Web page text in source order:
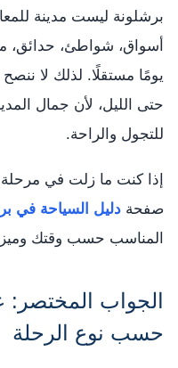
برشلونة ليست مدينة
أسواق، شواطئ، حدائق،
يومًا مستقلًا. لذلك لا
حتى الليل، لأن جمال
للتجول والراحة.
إذا كنت ما زلت في مرحلة
صفحة دليل السياحة في
المناسب حسب وقتك
الجواب المختصر:
حسب نوع الرحلة